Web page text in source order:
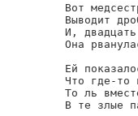
Вот
Выводит
И,
Она
Ей
Что где-то
То ль
В те злые